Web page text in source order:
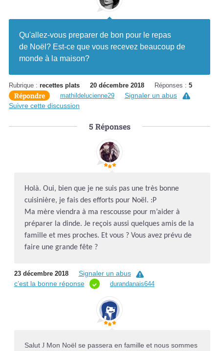
Qu'allez-vous preparer de bon pour le repas
de Noël? Est-ce que vous recevez beaucoup de
monde à la maison?
Rubrique : recettes plats 20 décembre 2018 Réponses : 5
Répondre mathildelucienne29
Signaler un abus
Suivre cette discussion
5 Réponses
Holà. Oui, bien que je ne suis pas une très bonne
cuisinière, je fais des efforts pour Noël. :P
Ma mère viendra à ma rescousse pour m’aider à
préparer la dinde. Je reçois aussi quelques amis de la
famille et mes proches. Et vous ? Vous avez prévu de
faire une grande fête ?
23 décembre 2018
Signaler un abus
c’est la bonne réponse
durandanais644
Salut JMon Noël se passera en famille et nous sommes